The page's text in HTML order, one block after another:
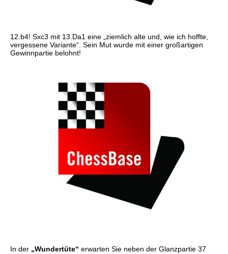
12.b4! Sxc3 mit 13.Da1 eine „ziemlich alte und, wie ich hoffte,
vergessene Variante“. Sein Mut wurde mit einer großartigen
Gewinnpartie belohnt!
In der „Wundertüte“ erwarten Sie neben der Glanzpartie 37